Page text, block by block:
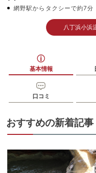
網野駅からタクシーで約7分
八丁浜小浜
基本情報
口コミ
おすすめの新着記事